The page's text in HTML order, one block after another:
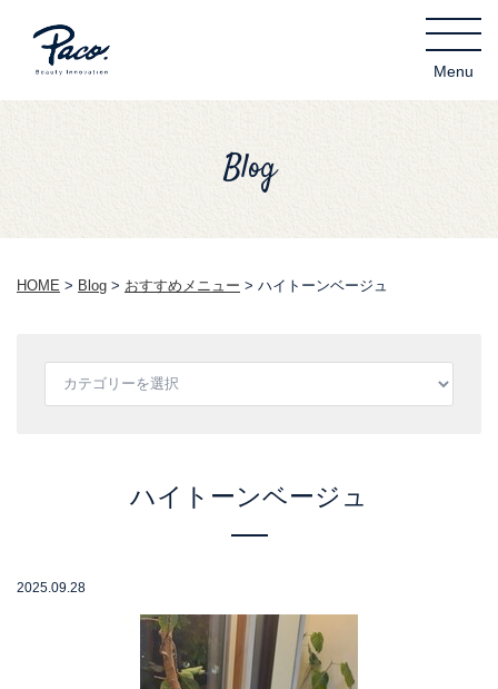
Blog
HOME > Blog > おすすめメニュー > ハイトーンベージュ
ハイトーンベージュ
2025.09.28